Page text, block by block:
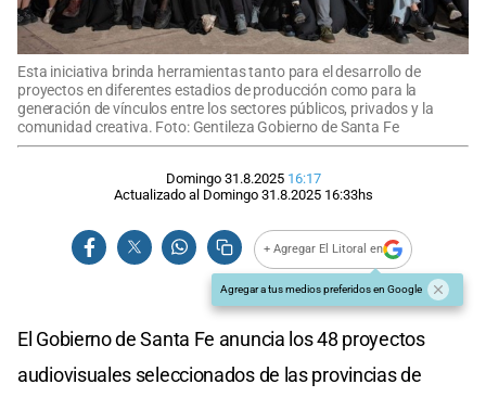
Esta iniciativa brinda herramientas tanto para el desarrollo de
proyectos en diferentes estadios de producción como para la
generación de vínculos entre los sectores públicos, privados y la
comunidad creativa. Foto: Gentileza Gobierno de Santa Fe
Domingo 31.8.2025 16:17
Actualizado al Domingo 31.8.2025 16:33hs
+ Agregar El Litoral en
Agregar a tus medios preferidos en Google
El Gobierno de Santa Fe anuncia los 48 proyectos
audiovisuales seleccionados de las provincias de